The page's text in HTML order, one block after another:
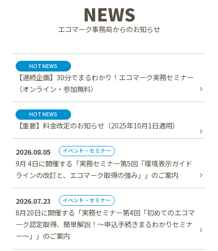
NEWS
エコマーク事務局からのお知らせ
HOT NEWS
【連続企画】30分でまるわかり！エコマーク実務セミナー
（オンライン・参加無料）
HOT NEWS
【重要】料金改定のお知らせ（2025年10月1日適用）
2026.08.05 イベント・セミナー
9月 4日に開催する「実務セミナー第5回「環境表示ガイド
ラインの改訂と、エコマーク取得の強み」」のご案内
2026.07.23 イベント・セミナー
8月20日に開催する「実務セミナー第4回「初めてのエコマ
ーク認定取得、簡単解説！～申込手続きまるわかりセミナ
ー～」」のご案内